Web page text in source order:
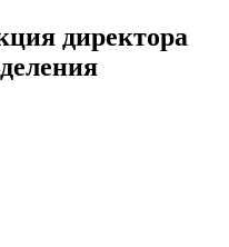
директора